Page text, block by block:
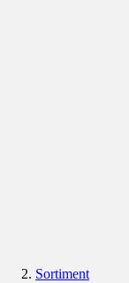
Sortiment